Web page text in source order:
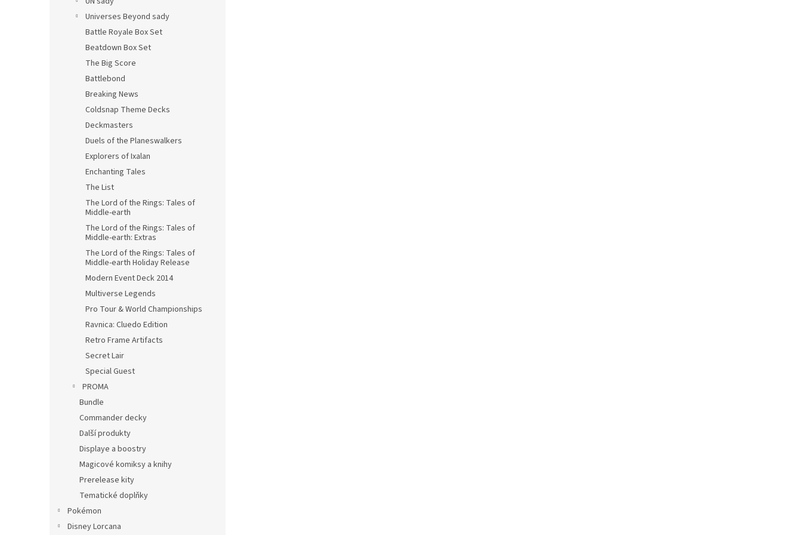
Universes Beyond sady
Battle Royale Box Set
Beatdown Box Set
The Big Score
Battlebond
Breaking News
Coldsnap Theme Decks
Deckmasters
Duels of the Planeswalkers
Explorers of Ixalan
Enchanting Tales
The List
The Lord of the Rings: Tales of
Middle-earth
The Lord of the Rings: Tales of
Middle-earth: Extras
The Lord of the Rings: Tales of
Middle-earth Holiday Release
Modern Event Deck 2014
Multiverse Legends
Pro Tour & World Championships
Ravnica: Cluedo Edition
Retro Frame Artifacts
Secret Lair
Special Guest
PROMA
Bundle
Commander decky
Další produkty
Displaye a boostry
Magicové komiksy a knihy
Prerelease kity
Tematické doplňky
Pokémon
Disney Lorcana